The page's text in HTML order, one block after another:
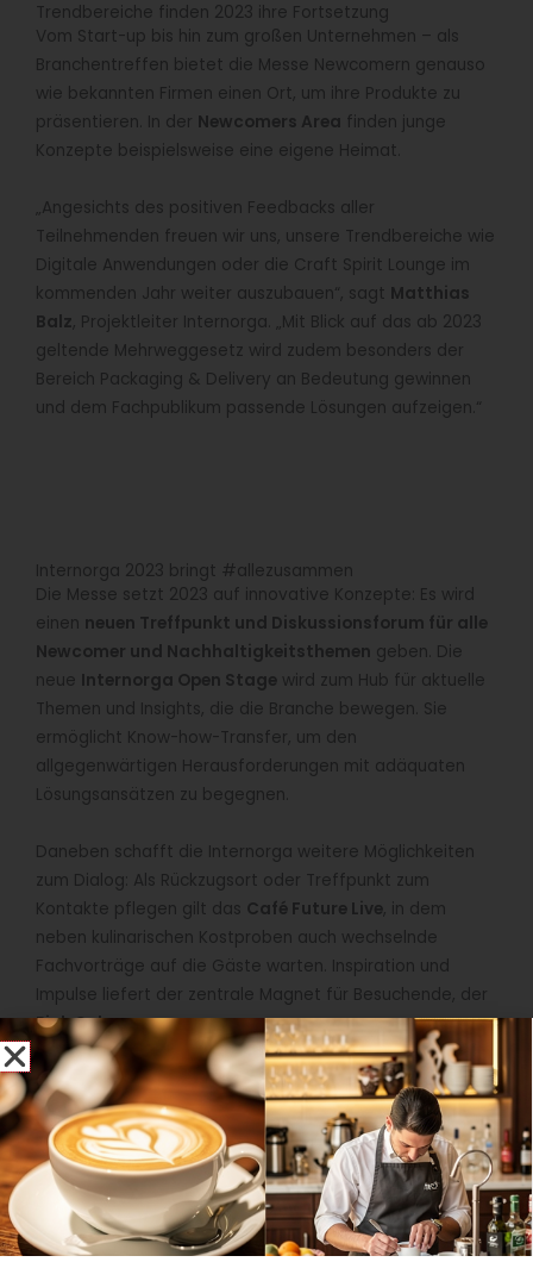
Trendbereiche finden 2023 ihre Fortsetzung
Vom Start-up bis hin zum großen Unternehmen – als
Branchentreffen bietet die Messe Newcomern genauso
wie bekannten Firmen einen Ort, um ihre Produkte zu
präsentieren. In der Newcomers Area finden junge
Konzepte beispielsweise eine eigene Heimat.
„Angesichts des positiven Feedbacks aller
Teilnehmenden freuen wir uns, unsere Trendbereiche wie
Digitale Anwendungen oder die Craft Spirit Lounge im
kommenden Jahr weiter auszubauen“, sagt Matthias
Balz, Projektleiter Internorga. „Mit Blick auf das ab 2023
geltende Mehrweggesetz wird zudem besonders der
Bereich Packaging & Delivery an Bedeutung gewinnen
und dem Fachpublikum passende Lösungen aufzeigen.“
Internorga 2023 bringt #allezusammen
Die Messe setzt 2023 auf innovative Konzepte: Es wird
einen neuen Treffpunkt und Diskussionsforum für alle
Newcomer und Nachhaltigkeitsthemen geben. Die
neue Internorga Open Stage wird zum Hub für aktuelle
Themen und Insights, die die Branche bewegen. Sie
ermöglicht Know-how-Transfer, um den
allgegenwärtigen Herausforderungen mit adäquaten
Lösungsansätzen zu begegnen.
Daneben schafft die Internorga weitere Möglichkeiten
zum Dialog: Als Rückzugsort oder Treffpunkt zum
Kontakte pflegen gilt das Café Future Live, in dem
neben kulinarischen Kostproben auch wechselnde
Fachvorträge auf die Gäste warten. Inspiration und
Impulse liefert der zentrale Magnet für Besuchende, der
Pink Cube.
Awards und Erfolgskongresse runden das Programm ab
Ob internationales Foodservice-Forum oder
Branchentag der Gemeinschaftsgastronomie – die
Internorga ist 2023 erneut Plattform für wichtige
Brainfood- und Networking Events der Branche. Dass die
Messe auch als Sprungbrett für junge Talente in
Gastronomie und Hotellerie fungiert, beweisen die